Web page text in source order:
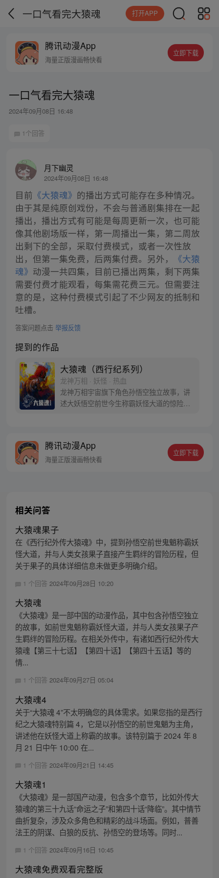
一口气看完大猿魂 打开APP
腾讯动漫App
海量正版漫画畅快看
立即下载
一口气看完大猿魂
2024年09月08日 16:48
1个回答
月下幽灵
2024年09月08日 16:48
目前 《大猿魂》 的播出方式可能存在多种情况。
由于其是纯原创戏份，不会与普通剧集排在一起
播出，播出方式有可能是每周更新一次，也可能
像其他剧场版一样，第一周播出一集，第二周放
出剩下的全部，采取付费模式，或者一次性放
出，但第一集免费，后两集付费。另外，
《大猿
魂》 动漫一共四集，目前已播出两集，剩下两集
需要付费才能观看，每集需花费三元。但需要注
意的是，这种付费模式引起了不少网友的抵制和
吐槽。
答案问题点击 举报反馈
提到的作品
大猿魂（西行纪系列）
龙神万相 · 妖怪 · 热血
龙神万相宇宙旗下角色孙悟空独立故事，讲
述大妖悟空前世今生称霸妖怪大道的惊险历
人…六十年后，他再次破石而出，背负着守
护族人的希望和信念打败了妖怪大道的霸
腾讯动漫App
海量正版漫画畅快看
立即下载
相关问答
大猿魂果子
在《西行纪外传大猿魂》中，提到孙悟空前世鬼魈称霸妖
怪大道，并与人类女孩果子直接产生羁绊的冒险历程，但
关于果子的具体详细信息未做更多明确介绍。
1 个回答 2024年09月28日 10:20
大猿魂
《大猿魂》是一部中国的动漫作品，其中包含孙悟空独立
的故事，如前世鬼魈称霸妖怪大道，并与人类女孩果子产
生羁绊的冒险历程。在相关外传中，有诸如西行纪外传大
猿魂【第三十七话】【第四十话】【第四十五话】等的
情...
1 个回答 2024年09月27日 05:04
大猿魂4
关于“大猿魂 4”不太明确您的具体需求。如果您指的是西行
纪之大猿魂特别篇 4，它是以孙悟空的前世鬼魈为主角，
讲述他在妖怪大道上称霸的故事。该特别篇于 2024 年 8
月 21 日中午 10:00 在...
1 个回答 2024年09月21日 14:45
大猿魂1
《大猿魂》是一部国产动漫，包含多个章节，比如外传大
猿魂的第三十九话“命运之子”和第四十话“降临”。其中情节
曲折复杂，涉及众多角色和精彩的战斗场面。例如，普善
法王的阴谋、白狼的反抗、孙悟空的登场等。同时...
1 个回答 2024年09月16日 10:45
大猿魂免费观看完整版